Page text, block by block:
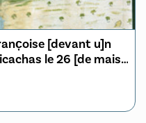
[devant u]n
le 26 [de mais]